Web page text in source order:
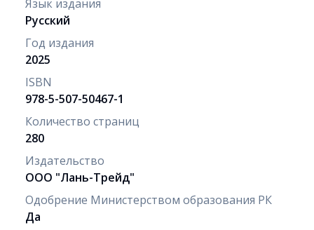
Язык издания
Русский
Год издания
2025
ISBN
978-5-507-50467-1
Количество страниц
280
Издательство
ООО "Лань-Трейд"
Одобрение Министерством образования РК
Да